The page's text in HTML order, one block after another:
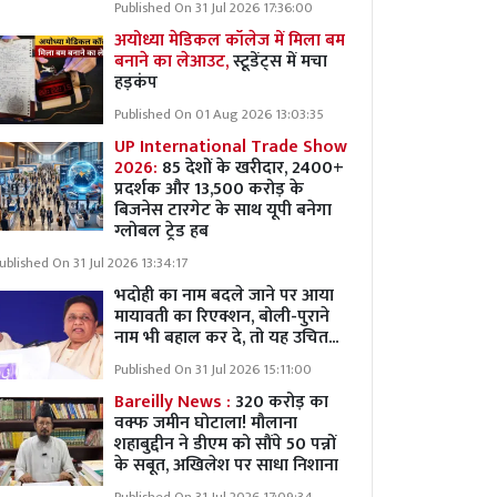
Published On 31 Jul 2026 17:36:00
अयोध्या मेडिकल कॉलेज में मिला बम
बनाने का लेआउट,स्टूडेंट्स में मचा
हड़कंप
Published On 01 Aug 2026 13:03:35
UP International Trade Show
2026: 85 देशों के खरीदार, 2400+
प्रदर्शक और 13,500 करोड़ के
बिजनेस टारगेट के साथ यूपी बनेगा
ग्लोबल ट्रेड हब
On 31 Jul 2026 13:34:17
भदोही का नाम बदले जाने पर आया
मायावती का रिएक्शन, बोली-पुराने
नाम भी बहाल कर दे, तो यह उचित...
Published On 31 Jul 2026 15:11:00
Bareilly News :320 करोड़ का
वक्फ जमीन घोटाला! मौलाना
शहाबुद्दीन ने डीएम को सौंपे 50 पन्नों
के सबूत, अखिलेश पर साधा निशाना